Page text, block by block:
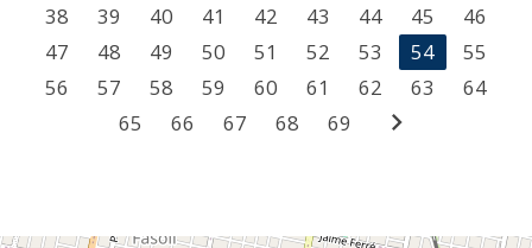
38
39 40 41 42 43 44 45
46
47
48 49 50 51 52 53 54
55
56
57 58 59 60 61 62 63
64
65
66 67 68 69 chevron_right